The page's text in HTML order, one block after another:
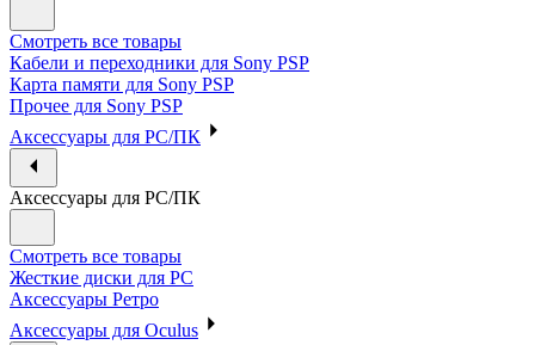
Смотреть все товары
Кабели и переходники для Sony PSP
Карта памяти для Sony PSP
Прочее для Sony PSP
Аксессуары для PC/ПК
Аксессуары для PC/ПК
Смотреть все товары
Жесткие диски для PC
Аксессуары Ретро
Аксессуары для Oculus